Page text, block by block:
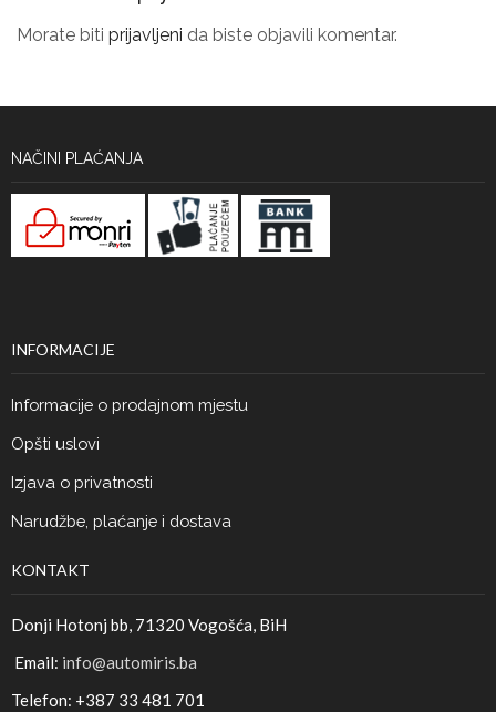
Morate biti prijavljeni da biste objavili komentar.
NAČINI PLAĆANJA
INFORMACIJE
Informacije o prodajnom mjestu
Opšti uslovi
Izjava o privatnosti
Narudžbe, plaćanje i dostava
KONTAKT
Donji Hotonj bb, 71320 Vogošća, BiH
Email: info@automiris.ba
Telefon: +387 33 481 701